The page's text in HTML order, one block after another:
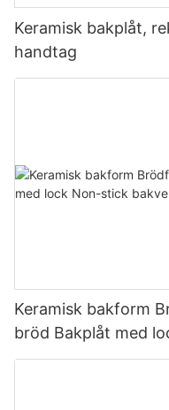
Keramisk bakplåt,
handtag
Keramisk bakform
bröd Bakplåt med